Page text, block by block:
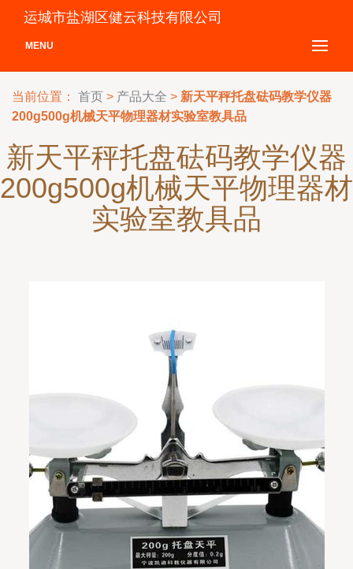
运城市盐湖区健云科技有限公司
MENU
当前位置： 首页 > 产品大全 > 新天平秤托盘砝码教学仪器
200g500g机械天平物理器材实验室教具品
新天平秤托盘砝码教学仪器
200g500g机械天平物理器材
实验室教具品